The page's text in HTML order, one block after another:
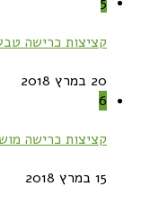
קציצות כרישה
20 במרץ 2018
6
קציצות כרישה
15 במרץ 2018